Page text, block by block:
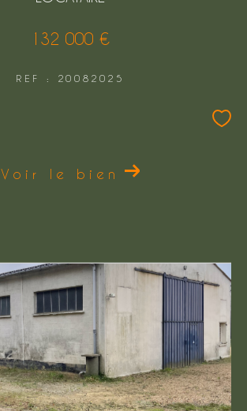
132 000 €
REF : 20082025
Voir le bien